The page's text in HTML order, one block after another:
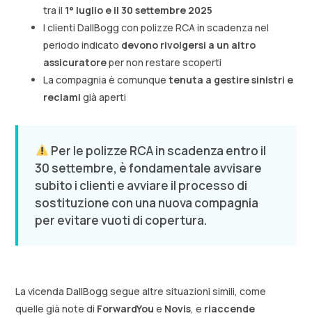
tra il 1° luglio e il 30 settembre 2025
I clienti DallBogg con polizze RCA in scadenza nel
periodo indicato devono rivolgersi a un altro
assicuratoreper non restare scoperti
La compagnia è comunquetenuta a gestire sinistri e
reclami già aperti
Per le polizze RCA in scadenza entro il
30 settembre, è fondamentale avvisare
subito i clienti e avviare il processo di
sostituzione con una nuova compagnia
per evitare vuoti di copertura.
La vicenda DallBogg segue altre situazioni simili, come
quelle già note di ForwardYou e Novis, e riaccende